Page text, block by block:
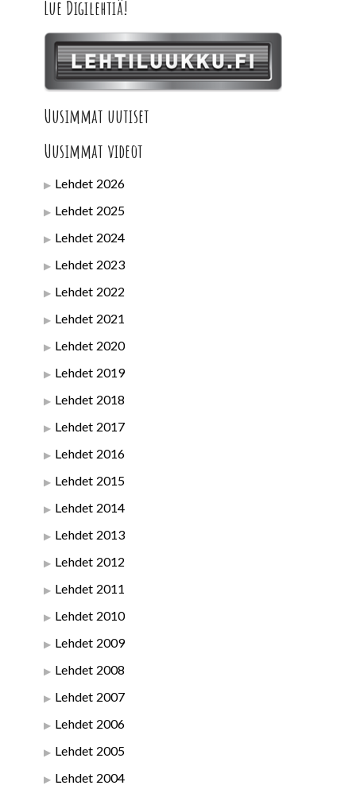
Lue Digilehtiä!
Uusimmat uutiset
Uusimmat videot
Lehdet 2026
Lehdet 2025
Lehdet 2024
Lehdet 2023
Lehdet 2022
Lehdet 2021
Lehdet 2020
Lehdet 2019
Lehdet 2018
Lehdet 2017
Lehdet 2016
Lehdet 2015
Lehdet 2014
Lehdet 2013
Lehdet 2012
Lehdet 2011
Lehdet 2010
Lehdet 2009
Lehdet 2008
Lehdet 2007
Lehdet 2006
Lehdet 2005
Lehdet 2004